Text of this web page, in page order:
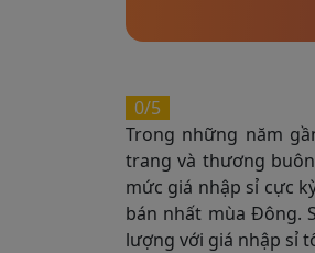
0/5
Trong những năm
trang và thương
mức giá nhập sỉ cực
bán nhất mùa Đông.
lượng với giá nhập sỉ